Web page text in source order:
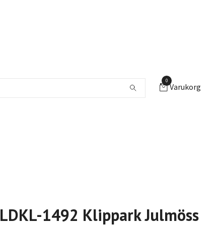
0
Varukorg
LDKL-1492 Klippark Julmöss